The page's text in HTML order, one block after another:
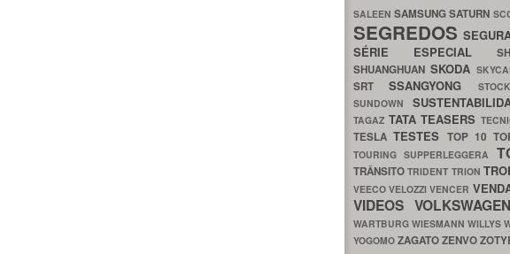
SALEENSAMSUNGSATURN
SEGREDOS
SÉRIE ESPECIAL
SHUANGHUAN SKODA
SRTSSANGYONG
SUNDOWN
TAGAZ TATA TEASERS
TESLATESTES TOP 10
TOURING SUPPERLEGGERA
TRÂNSITOTRIDENT TRION
VEECOVELOZZIVENCER
VIDEOS
WARTBURG WIESMANN WILLYS
YOGOMO ZAGATOZENVO